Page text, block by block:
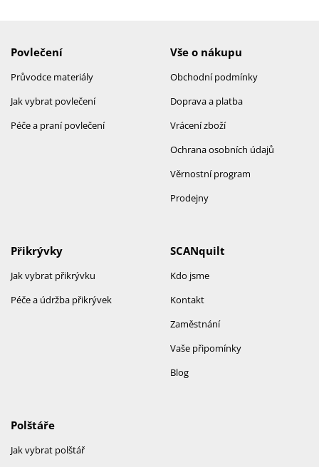
Povlečení
Průvodce materiály
Jak vybrat povlečení
Péče a praní povlečení
Vše o nákupu
Obchodní podmínky
Doprava a platba
Vrácení zboží
Ochrana osobních údajů
Věrnostní program
Prodejny
SCANquilt
Kdo jsme
Kontakt
Zaměstnání
Vaše připomínky
Blog
Přikrývky
Jak vybrat přikrývku
Péče a údržba přikrývek
Polštáře
Jak vybrat polštář